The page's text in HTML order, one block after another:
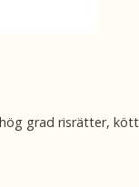
grad risrätter,